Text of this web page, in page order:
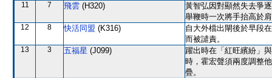
11 7 飛雲 (H320)
黃智弘因對顯然失去爭
舉鞭時一次將手抬高於
12 8 快活同盟 (K316)
自大外檔出閘後於早段
而被譴責。
13 3 五福星 (J099)
躍出時在「紅旺繽紛」
時，霍宏聲須兩度調整
疊。